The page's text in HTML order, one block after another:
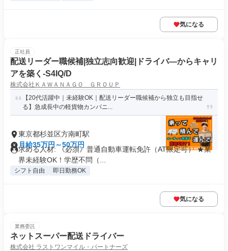
気になる
正社員
配送リーダー職候補|独立志向歓迎|ドライバ―からキャリ
アを築く-S4IQ/D
株式会社ＫＡＷＡＮＡＧＯ ＧＲＯＵＰ
【20代活躍中｜未経験OK｜配送リーダー職候補から独立も目指せ
る】急成長中の軽貨物カンパニ...
東京都杉並区方南町駅
月給35万円～50万円
求める人材: 《必須》普通自動車運転免許（AT限定可） ★業
界未経験OK！学歴不問（...
シフト自由 即日勤務OK
気になる
業務委託
ネットスーパー配送ドライバー
株式会社 ラストワンマイル・パートナーズ